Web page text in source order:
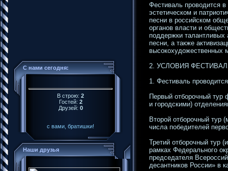
С нами сегодня:
В строю: 2
Гостей: 2
Друзей: 0
с вами, братишки!
Наши друзья
Фестиваль проводится
эстетическом и
песни в российском
органов власти и
поддержки талантливых
песни, а также
высокохудожественных
2. УСЛОВИЯ
1. Фестиваль
Первый отборочный тур
и городскими)
Второй отборочный тур
числа победителей
Третий отборочный тур
рамках Федерального
председателя
десантников России» в